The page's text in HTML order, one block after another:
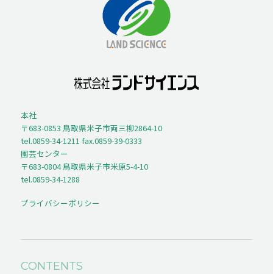
本社
〒683-0853 鳥取県米子市両三柳2864-10
tel.0859-34-1211 fax.0859-39-0333
園芸センター
〒683-0804 鳥取県米子市米原5-4-10
tel.0859-34-1288
プライバシーポリシー
CONTENTS